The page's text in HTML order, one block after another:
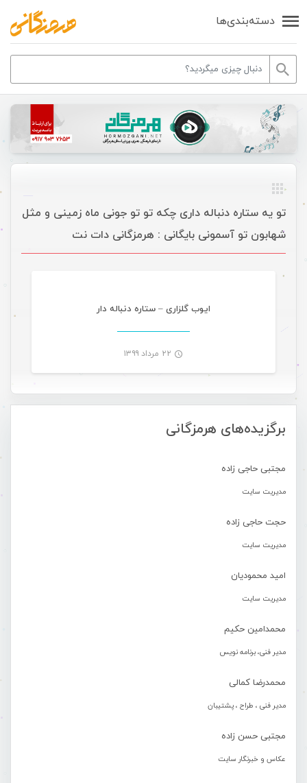
دسته‌بندی‌ها
برگزیده‌های هرمزگانی
مجتبی حاجی زاده
مدیریت سایت
حجت حاجی زاده
مدیریت سایت
امید محمودیان
مدیریت سایت
محمدامین حکیم
مدیر فنی، برنامه نویس
محمدرضا کمالی
مدیر فنی ، طراح ، پشتیبان
مجتبی حسن زاده
عکاس و خبرنگار سایت
تو یه ستاره دنباله داری چکه تو تو جونی ماه زمینی و مثل
شهابون تو آسمونی بایگانی : هرمزگانی دات نت
ایوب گلزاری – ستاره دنباله دار
۲۲ مرداد ۱۳۹۹